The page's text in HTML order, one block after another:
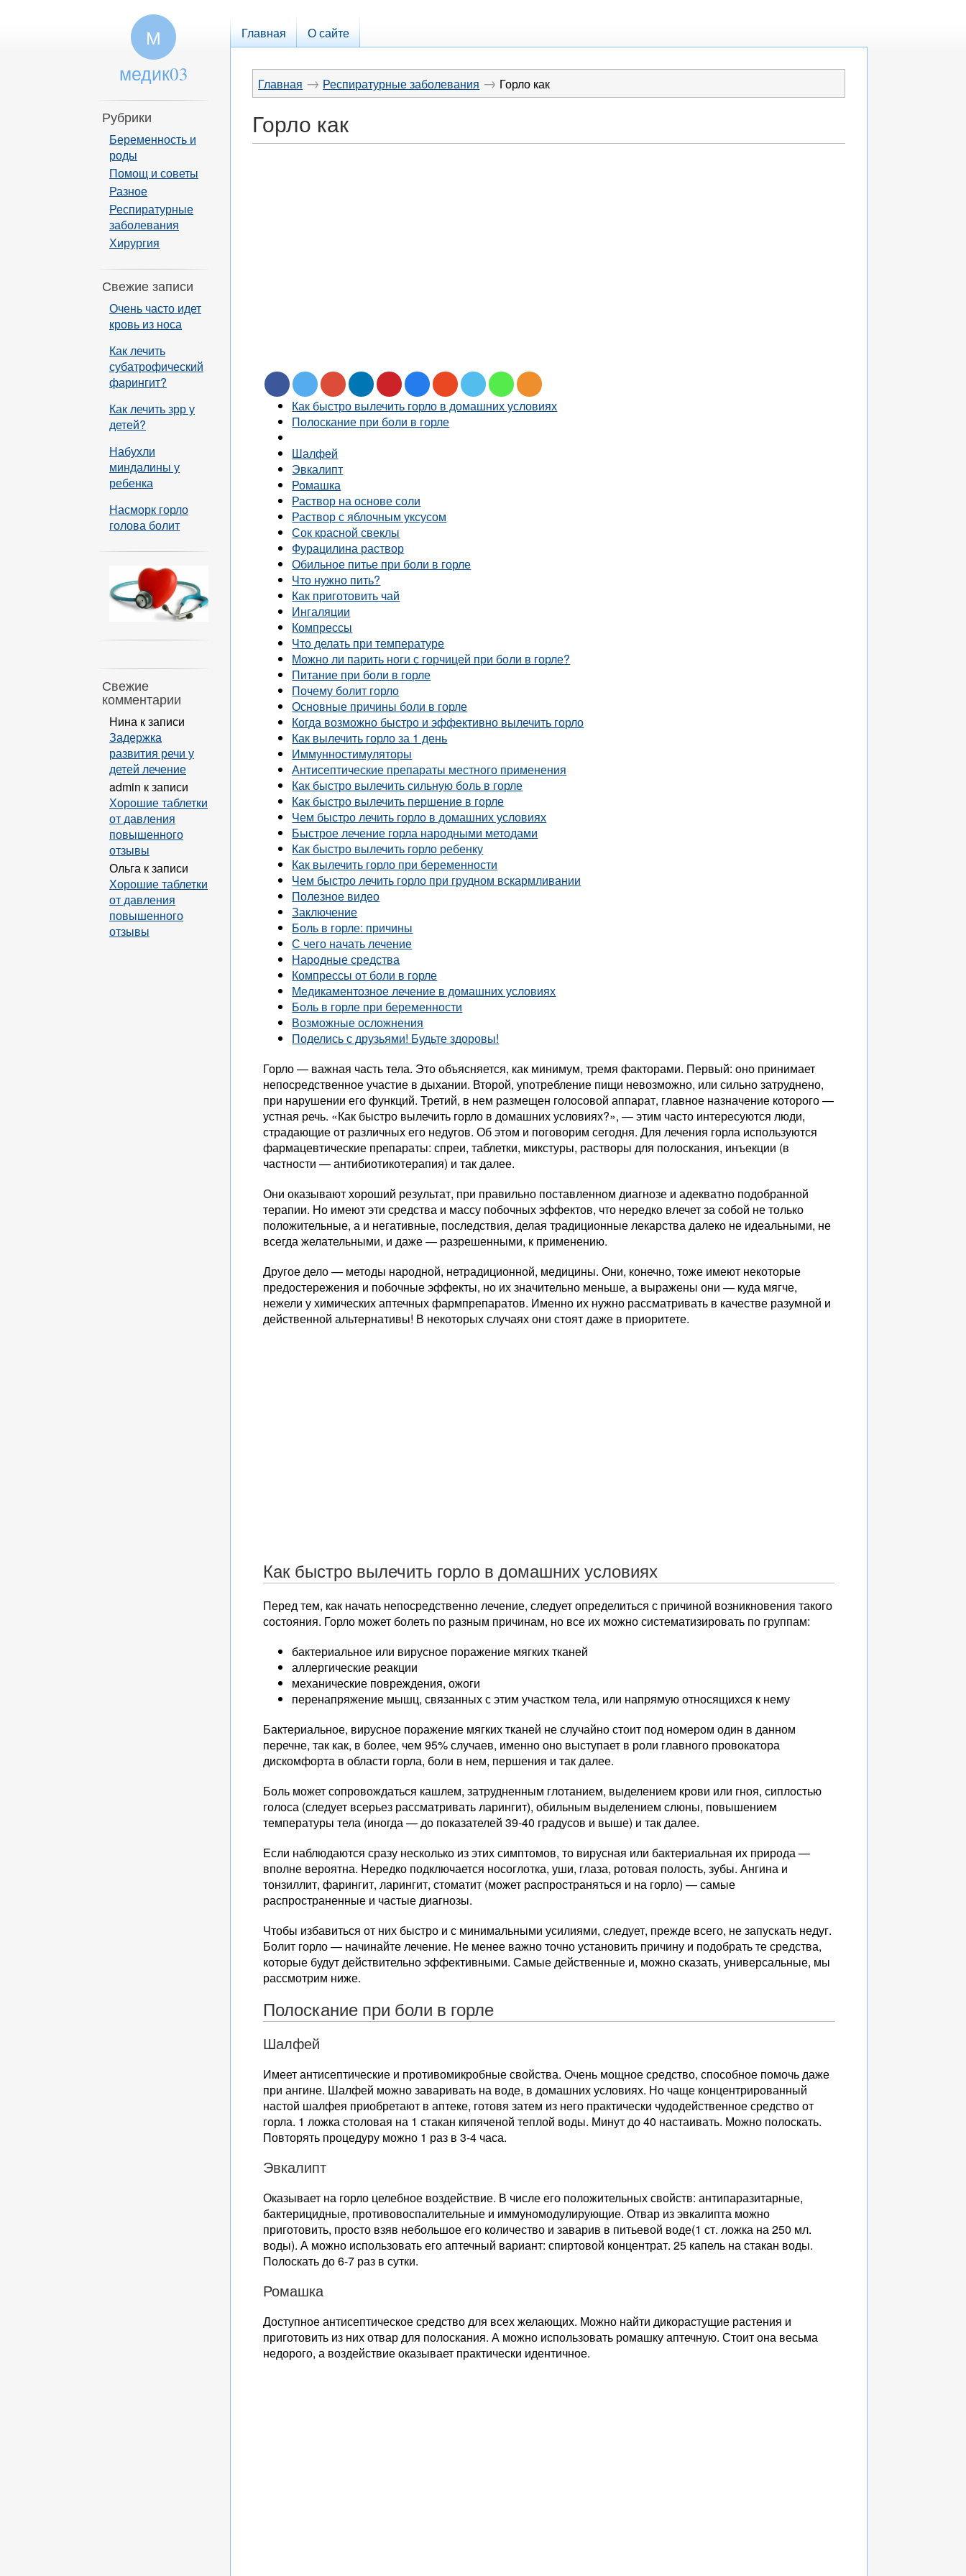
Главная О сайте
Главная → Респиратурные заболевания → Горло как
Горло как
Как быстро вылечить горло в домашних условиях
Полоскание при боли в горле
Шалфей
Эвкалипт
Ромашка
Раствор на основе соли
Раствор с яблочным уксусом
Сок красной свеклы
Фурацилина раствор
Обильное питье при боли в горле
Что нужно пить?
Как приготовить чай
Ингаляции
Компрессы
Что делать при температуре
Можно ли парить ноги с горчицей при боли в горле?
Питание при боли в горле
Почему болит горло
Основные причины боли в горле
Когда возможно быстро и эффективно вылечить горло
Как вылечить горло за 1 день
Иммунностимуляторы
Антисептические препараты местного применения
Как быстро вылечить сильную боль в горле
Как быстро вылечить першение в горле
Чем быстро лечить горло в домашних условиях
Быстрое лечение горла народными методами
Как быстро вылечить горло ребенку
Как вылечить горло при беременности
Чем быстро лечить горло при грудном вскармливании
Полезное видео
Заключение
Боль в горле: причины
С чего начать лечение
Народные средства
Компрессы от боли в горле
Медикаментозное лечение в домашних условиях
Боль в горле при беременности
Возможные осложнения
Поделись с друзьями! Будьте здоровы!
Горло — важная часть тела. Это объясняется, как минимум, тремя факторами. Первый: оно принимает
непосредственное участие в дыхании. Второй, употребление пищи невозможно, или сильно затруднено,
при нарушении его функций. Третий, в нем размещен голосовой аппарат, главное назначение которого —
устная речь. «Как быстро вылечить горло в домашних условиях?», — этим часто интересуются люди,
страдающие от различных его недугов. Об этом и поговорим сегодня. Для лечения горла используются
фармацевтические препараты: спреи, таблетки, микстуры, растворы для полоскания, инъекции (в
частности — антибиотикотерапия) и так далее.
Они оказывают хороший результат, при правильно поставленном диагнозе и адекватно подобранной
терапии. Но имеют эти средства и массу побочных эффектов, что нередко влечет за собой не только
положительные, а и негативные, последствия, делая традиционные лекарства далеко не идеальными, не
всегда желательными, и даже — разрешенными, к применению.
Другое дело — методы народной, нетрадиционной, медицины. Они, конечно, тоже имеют некоторые
предостережения и побочные эффекты, но их значительно меньше, а выражены они — куда мягче,
нежели у химических аптечных фармпрепаратов. Именно их нужно рассматривать в качестве разумной и
действенной альтернативы! В некоторых случаях они стоят даже в приоритете.
Как быстро вылечить горло в домашних условиях
Перед тем, как начать непосредственно лечение, следует определиться с причиной возникновения такого
состояния. Горло может болеть по разным причинам, но все их можно систематизировать по группам:
бактериальное или вирусное поражение мягких тканей
аллергические реакции
механические повреждения, ожоги
перенапряжение мышц, связанных с этим участком тела, или напрямую относящихся к нему
Бактериальное, вирусное поражение мягких тканей не случайно стоит под номером один в данном
перечне, так как, в более, чем 95% случаев, именно оно выступает в роли главного провокатора
дискомфорта в области горла, боли в нем, першения и так далее.
Боль может сопровождаться кашлем, затрудненным глотанием, выделением крови или гноя, сиплостью
голоса (следует всерьез рассматривать ларингит), обильным выделением слюны, повышением
температуры тела (иногда — до показателей 39-40 градусов и выше) и так далее.
Если наблюдаются сразу несколько из этих симптомов, то вирусная или бактериальная их природа —
вполне вероятна. Нередко подключается носоглотка, уши, глаза, ротовая полость, зубы. Ангина и
тонзиллит, фарингит, ларингит, стоматит (может распространяться и на горло) — самые
распространенные и частые диагнозы.
Чтобы избавиться от них быстро и с минимальными усилиями, следует, прежде всего, не запускать недуг.
Болит горло — начинайте лечение. Не менее важно точно установить причину и подобрать те средства,
которые будут действительно эффективными. Самые действенные и, можно сказать, универсальные, мы
рассмотрим ниже.
Полоскание при боли в горле
Шалфей
Имеет антисептические и противомикробные свойства. Очень мощное средство, способное помочь даже
при ангине. Шалфей можно заваривать на воде, в домашних условиях. Но чаще концентрированный
настой шалфея приобретают в аптеке, готовя затем из него практически чудодейственное средство от
горла. 1 ложка столовая на 1 стакан кипяченой теплой воды. Минут до 40 настаивать. Можно полоскать.
Повторять процедуру можно 1 раз в 3-4 часа.
Эвкалипт
Оказывает на горло целебное воздействие. В числе его положительных свойств: антипаразитарные,
бактерицидные, противовоспалительные и иммуномодулирующие. Отвар из эвкалипта можно
приготовить, просто взяв небольшое его количество и заварив в питьевой воде(1 ст. ложка на 250 мл.
воды). А можно использовать его аптечный вариант: спиртовой концентрат. 25 капель на стакан воды.
Полоскать до 6-7 раз в сутки.
Ромашка
Доступное антисептическое средство для всех желающих. Можно найти дикорастущие растения и
приготовить из них отвар для полоскания. А можно использовать ромашку аптечную. Стоит она весьма
недорого, а воздействие оказывает практически идентичное.
М
медик03
Рубрики
Беременность и
роды
Помощ и советы
Разное
Респиратурные
заболевания
Хирургия
Свежие записи
Очень часто идет
кровь из носа
Как лечить
субатрофический
фарингит?
Как лечить зрр у
детей?
Набухли
миндалины у
ребенка
Насморк горло
голова болит
Свежие
комментарии
Нина к записи
Задержка
развития речи у
детей лечение
admin к записи
Хорошие таблетки
от давления
повышенного
отзывы
Ольга к записи
Хорошие таблетки
от давления
повышенного
отзывы